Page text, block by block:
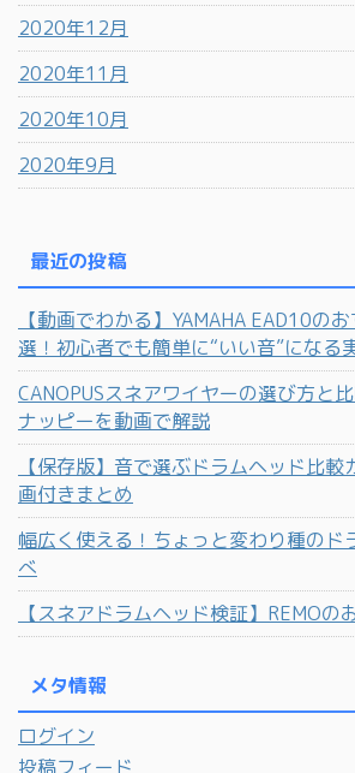
2020年12月
2020年11月
2020年10月
2020年9月
最近の投稿
【動画でわかる】YAMAHA EAD10の
選！初心者でも簡単に“いい音”になる
CANOPUSスネアワイヤーの選び方と
ナッピーを動画で解説
【保存版】音で選ぶドラムヘッド比
画付きまとめ
幅広く使える！ちょっと変わり種のド
べ
【スネアドラムヘッド検証】REMOの
メタ情報
ログイン
投稿フィード